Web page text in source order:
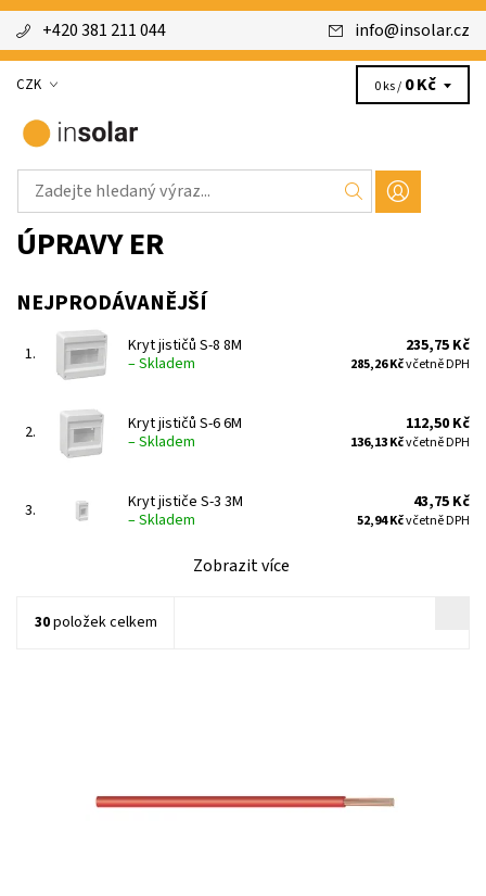
+420 381 211 044 info@insolar.cz
CZK 0 ks / 0 Kč
ÚPRAVY ER
NEJPRODÁVANĚJŠÍ
1.
Kryt jističů S-8 8M
–Skladem
235,75 Kč
285,26 Kčvčetně DPH
2.
Kryt jističů S-6 6M
–Skladem
112,50 Kč
136,13 Kčvčetně DPH
3.
Kryt jističe S-3 3M
–Skladem
43,75 Kč
52,94 Kčvčetně DPH
Zobrazit více
30položek celkem